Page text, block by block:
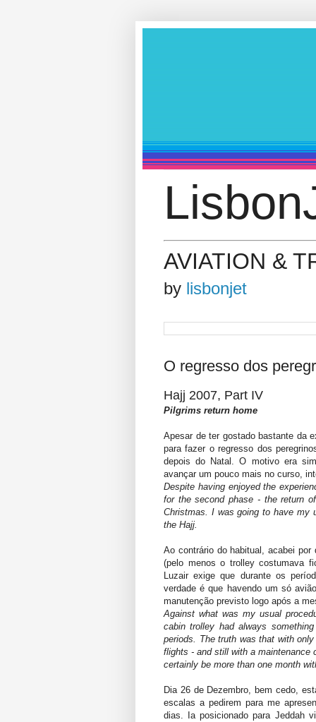
AVIATION &
by lisbonjet
O regresso dos
Hajj 2007, Part IV
Pilgrims return home
Apesar de ter gostado bastante da
para fazer o regresso dos
depois do Natal. O motivo era
avançar um pouco mais no curso,
Despite having enjoyed the
for the second phase - the return
Christmas. I was going to have my
the Hajj.
Ao contrário do habitual, acabei
(pelo menos o trolley costumava
Luzair exige que durante os
verdade é que havendo um só
manutenção previsto logo após a
Against what was my usual
cabin trolley had always
periods. The truth was that with
flights - and still with a maintenance
certainly be more than one month
Dia 26 de Dezembro, bem cedo,
escalas a pedirem para me
dias. Ia posicionado para Jeddah